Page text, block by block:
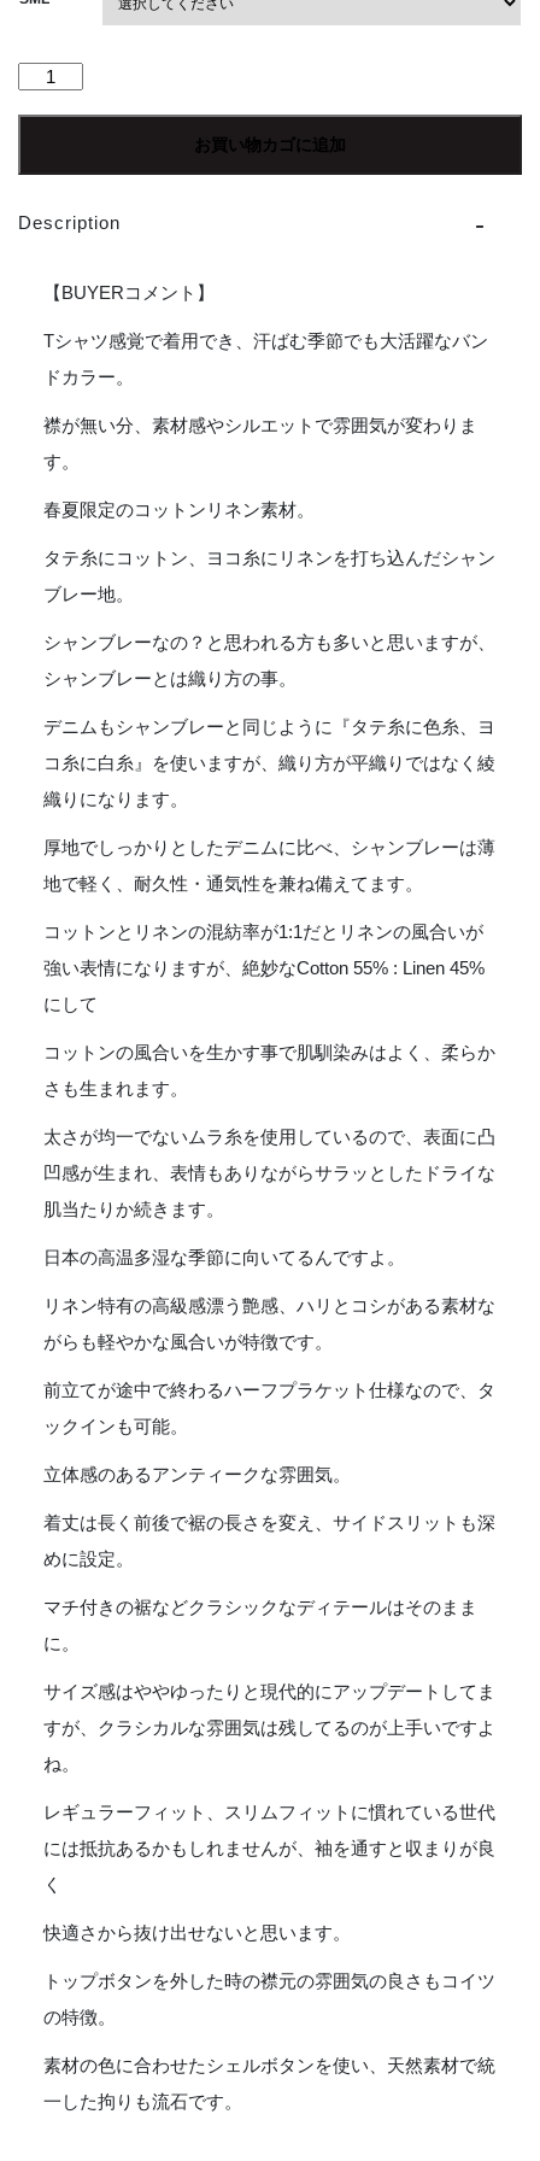
【Men's】
ア
ン
Banded
Collar
Shirts
お買い物カゴに追加
Description
【BUYERコメント】
Tシャツ感覚で着用でき、汗ばむ季節でも大活躍なバン
ドカラー。
襟が無い分、素材感やシルエットで雰囲気が変わりま
す。
春夏限定のコットンリネン素材。
タテ糸にコットン、ヨコ糸にリネンを打ち込んだシャン
ブレー地。
シャンブレーなの？と思われる方も多いと思いますが、
シャンブレーとは織り方の事。
デニムもシャンブレーと同じように『タテ糸に色糸、ヨ
コ糸に白糸』を使いますが、織り方が平織りではなく綾
織りになります。
厚地でしっかりとしたデニムに比べ、シャンブレーは薄
地で軽く、耐久性・通気性を兼ね備えてます。
コットンとリネンの混紡率が1:1だとリネンの風合いが
強い表情になりますが、絶妙なCotton 55% : Linen 45%
にして
コットンの風合いを生かす事で肌馴染みはよく、柔らか
さも生まれます。
太さが均一でないムラ糸を使用しているので、表面に凸
凹感が生まれ、表情もありながらサラッとしたドライな
肌当たりか続きます。
日本の高温多湿な季節に向いてるんですよ。
リネン特有の高級感漂う艶感、ハリとコシがある素材な
がらも軽やかな風合いが特徴です。
前立てが途中で終わるハーフプラケット仕様なので、タ
ックインも可能。
立体感のあるアンティークな雰囲気。
着丈は長く前後で裾の長さを変え、サイドスリットも深
めに設定。
マチ付きの裾などクラシックなディテールはそのまま
に。
サイズ感はややゆったりと現代的にアップデートしてま
すが、クラシカルな雰囲気は残してるのが上手いですよ
ね。
レギュラーフィット、スリムフィットに慣れている世代
には抵抗あるかもしれませんが、袖を通すと収まりが良
く
快適さから抜け出せないと思います。
トップボタンを外した時の襟元の雰囲気の良さもコイツ
の特徴。
素材の色に合わせたシェルボタンを使い、天然素材で統
一した拘りも流石です。